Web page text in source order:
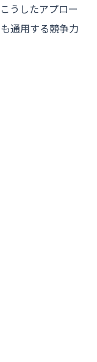
うしたアプロー
通用する競争力